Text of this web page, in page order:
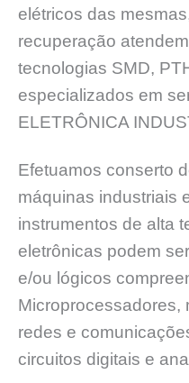
elétricos das
recuperação
tecnologias SMD,
especializados em
ELETRÔNICA
Efetuamos conserto
máquinas industriais
instrumentos de alta
eletrônicas podem
e/ou lógicos
Microprocessadores,
redes e
circuitos digitais e